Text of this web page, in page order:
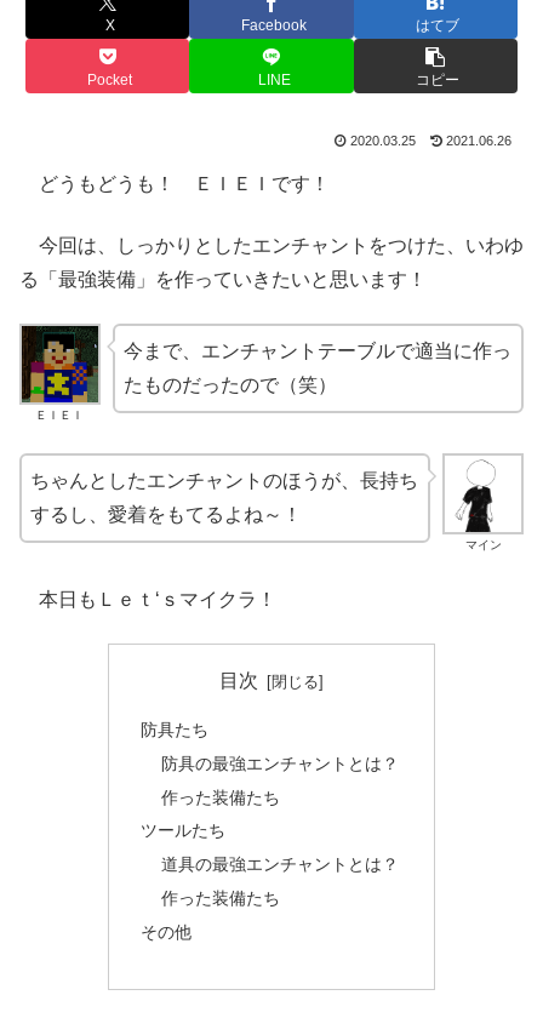
X Facebook はてブ
Pocket LINE コピー
2020.03.25 2021.06.26
どうもどうも！ ＥＩＥＩです！
今回は、しっかりとしたエンチャントをつけた、いわゆ
る「最強装備」を作っていきたいと思います！
ＥＩＥＩ
今まで、エンチャントテーブルで適当に作っ
たものだったので（笑）
マイン
ちゃんとしたエンチャントのほうが、長持ち
するし、愛着をもてるよね～！
本日もＬｅｔ‘ｓマイクラ！
目次
防具たち
防具の最強エンチャントとは？
作った装備たち
ツールたち
道具の最強エンチャントとは？
作った装備たち
その他